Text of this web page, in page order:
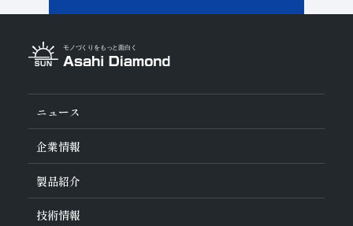
ニュース
企業情報
旭ダイヤについて
ダイヤの輪
ご挨拶
会社概要
製品紹介
業種から探す
工具の種類から探す
技術情報